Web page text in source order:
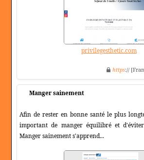
privilegesthetic.com
https://
Manger sainement
Afin de rester en bonne santé le plus
important de manger équilibré et
Manger sainement s'apprend...